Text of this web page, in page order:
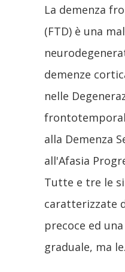
La demenza
(FTD) è una
demenze
nelle
alla Demenza
all'Afasia
Tutte e tre le
caratterizzate
precoce ed
graduale, ma le